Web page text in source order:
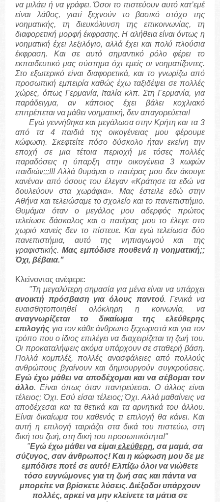
να μιλάει ή να γράφει. Όσοι το πιστεύουν αυτό κατ’εμέ
είναι λάθος, γιατί ξεχνούν το βασικό στόχο της
νοηματικής, τη διευκόλυνση της επικοινωνίας, τη
διαφορετική μορφή έκφρασης. Η αλήθεια είναι όντως η
νοηματική έχει λεξιλόγιο, αλλά έχει και πολύ πλούσια
έκφραση. Και σε αυτό σημαντικό ρόλο φέρει το
εκπαιδευτικό μας σύστημα όχι εμείς οι νοηματίζοντες.
Στο εξωτερικό είναι διαφορετικά, και το γνωρίζω από
προσωπική εμπειρία καθώς έχω ταξιδέψει σε πολλές
χώρες, όπως Γερμανία, Ιταλία κλπ. Στη Γερμανία, για
παράδειγμα, αν κάποιος έχει βάλει κοχλιακό
επιτρέπεται να μάθει νοηματική, δεν απαγορεύεται!
Εγώ γεννήθηκα και μεγάλωσα στην Κρήτη και τα 3
από τα 4 παιδιά της οικογένειας μου φέρουμε
κώφωση. Σκεφτείτε πόσο δύσκολο ήταν εκείνη την
εποχή σε μια τέτοια περιοχή με τόσες πολλές
παραδόσεις η ύπαρξη στην οικογένεια 3 κωφών
παιδιών;;;!!! Αλλά θυμάμαι ο πατέρας μου δεν άκουγε
κανέναν από όσους του έλεγαν «Κράτησε τα εδώ να
δουλεύουν στα χωράφια». Μας έστειλε εδώ στην
Αθήνα και τελειώσαμε το σχολείο και το πανεπιστήμιο.
Θυμάμαι όταν ο μεγάλος μου αδερφός πρώτος
τελείωσε δάσκαλος και ο πατέρας μου το έλεγε στο
χωριό κανείς δεν το πίστευε. Και εγώ τελείωσα δύο
πανεπιστήμια, αυτό της νηπιαγωγού και της
γραφιστικής. Μας εμπόδισε πουθενά η νοηματική;;
Όχι, βέβαια."
Κλείνοντας ανέφερε:
"Τη μεγαλύτερη σημασία για μένα είναι να υπάρχει
ανοικτή πρόσβαση για όλους παντού. Γενικά να
ευαισθητοποιηθεί ολόκληρη η κοινωνία, να
αναγνωρίζεται το δικαίωμα της ελεύθερης
επιλογής για τον κάθε άνθρωπο ξεχωριστά και για τον
τρόπο που ο ίδιος επιλέγει να διαχειρίζεται τη ζωή του.
Οι προκαταλήψεις ακόμα υπάρχουν σε σταθερή βάση.
Πολλά κομπλέξ, πολλές ανασφάλειες από πολλούς
ανθρώπους βγαίνουν και δημιουργούν συγκρούσεις.
Εγώ έχω μάθει να αποδέχομαι και να σέβομαι τον
άλλο. Είναι όπως όταν παντρεύεσαι. Ο άλλος είναι
τέλειος; Όχι. Εσύ είσαι τέλειος; Όχι. Αλλά μαθαίνεις να
αποδέχεσαι και τα θετικά και τα αρνητικά του άλλου.
Είναι δικαίωμα του καθενός τι επιλογή θα κάνει. Και
αυτή η επιλογή ταιριάζει στα δικά του πιστεύω, στη
δική του ζωή, στη δική του προσωπικότητα!"
"Εγώ έχω μάθει να είμαι ελεύθερη, σα μαμά, σα
σύζυγος, σαν άνθρωπος! Και η κώφωση μου δε με
εμπόδισε ποτέ σε αυτό! Ελπίζω όλοι να νιώθετε
τόσο ευγνώμονες για τη ζωή σας και πάντα να
μπορείτε να βρίσκετε λύσεις. Διέξοδοι υπάρχουν
πολλές, αρκεί να μην κλείνετε τα μάτια σε